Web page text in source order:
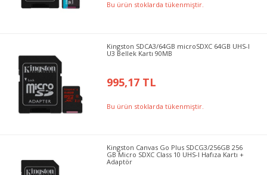
Bu ürün stoklarda tükenmiştir.
Kingston SDCA3/64GB microSDXC 64GB UHS-I
U3 Bellek Kartı 90MB
995,17 TL
Bu ürün stoklarda tükenmiştir.
Kingston Canvas Go Plus SDCG3/256GB 256
GB Micro SDXC Class 10 UHS-I Hafıza Kartı +
Adaptör